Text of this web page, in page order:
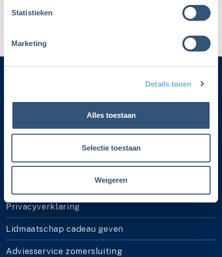
Statistieken
Marketing
Details tonen
Alles toestaan
Selectie toestaan
Weigeren
Voorwaarden lidmaatschap
Privacyverklaring
Lidmaatschap cadeau geven
Adviesservice zomersluiting